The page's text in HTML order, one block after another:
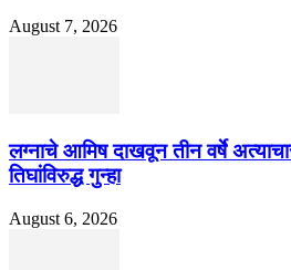
August 7, 2026
लग्नाचे आमिष दाखवून तीन वर्षे
तिघांविरुद्ध गुन्हा
August 6, 2026